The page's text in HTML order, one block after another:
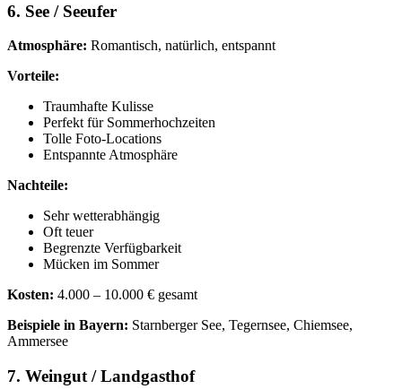
6. See / Seeufer
Atmosphäre: Romantisch, natürlich, entspannt
Vorteile:
Traumhafte Kulisse
Perfekt für Sommerhochzeiten
Tolle Foto-Locations
Entspannte Atmosphäre
Nachteile:
Sehr wetterabhängig
Oft teuer
Begrenzte Verfügbarkeit
Mücken im Sommer
Kosten: 4.000 – 10.000 € gesamt
Beispiele in Bayern: Starnberger See, Tegernsee, Chiemsee,
Ammersee
7. Weingut / Landgasthof